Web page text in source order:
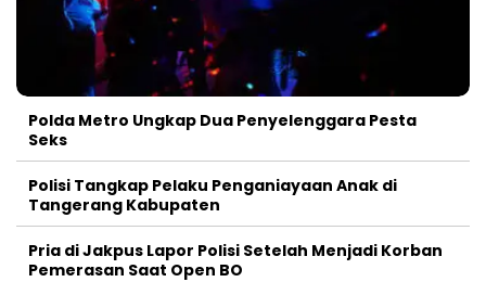
Polda Metro Ungkap Dua Penyelenggara Pesta
Seks
Polisi Tangkap Pelaku Penganiayaan Anak di
Tangerang Kabupaten
Pria di Jakpus Lapor Polisi Setelah Menjadi Korban
Pemerasan Saat Open BO